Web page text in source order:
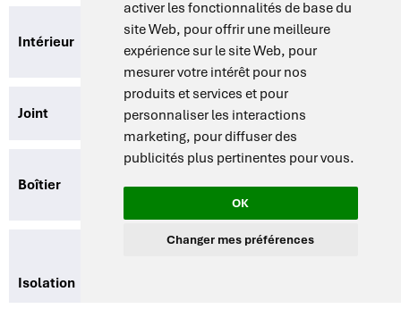
activer les fonctionnalités de base du
site Web, pour offrir une meilleure
expérience sur le site Web, pour
mesurer votre intérêt pour nos
produits et services et pour
personnaliser les interactions
marketing, pour diffuser des
publicités plus pertinentes pour vous.
OK
Changer mes préférences
Intérieur
Facile à nettoyer, en acier inoxydable
AISI 304 sur toutes les faces
Joint Joint en caoutchouc synthétique
Boîtier
Isolation